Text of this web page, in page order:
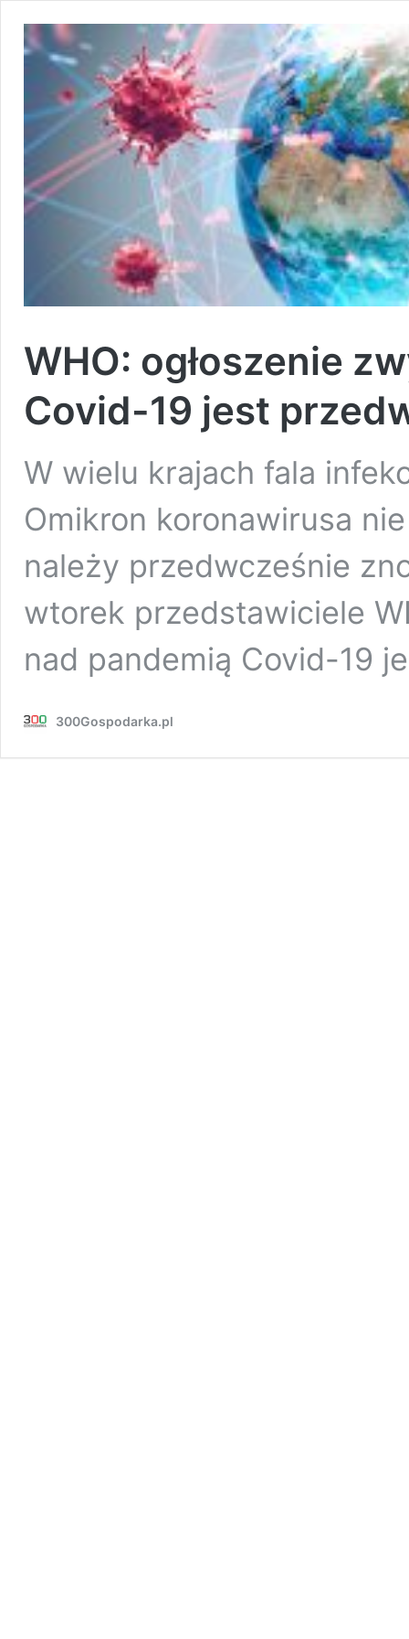
WHO: ogłoszenie
Covid-19 jest
W wielu krajach fala
Omikron koronawirusa
należy przedwcześnie
wtorek przedstawiciele
nad pandemią Covid-19
300Gospodarka.pl